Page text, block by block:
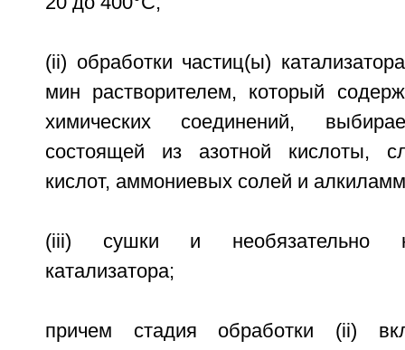
(ii) обработки частиц(ы)
мин растворителем, который
химических соединений,
состоящей из азотной кислоты,
кислот, аммониевых солей и
(iii) сушки и необязательно
катализатора;
причем стадия обработки (ii)